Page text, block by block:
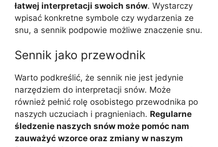
łatwej interpretacji swoich snów. Wystarczy
wpisać konkretne symbole czy wydarzenia ze
snu, a sennik podpowie możliwe znaczenie snu.
Sennik jako przewodnik
Warto podkreślić, że sennik nie jest jedynie
narzędziem do interpretacji snów. Może
również pełnić rolę osobistego przewodnika po
naszych uczuciach i pragnieniach. Regularne
śledzenie naszych snów może pomóc nam
zauważyć wzorce oraz zmiany w naszym